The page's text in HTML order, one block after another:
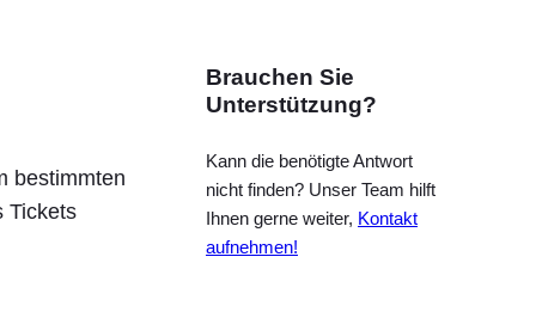
Italian
Portuguese
French
Polish
bestimmten
Tickets
Brauchen Sie
Unterstützung?
Kann die benötigte Antwort
nicht finden? Unser Team hilft
Ihnen gerne weiter, Kontakt
aufnehmen!